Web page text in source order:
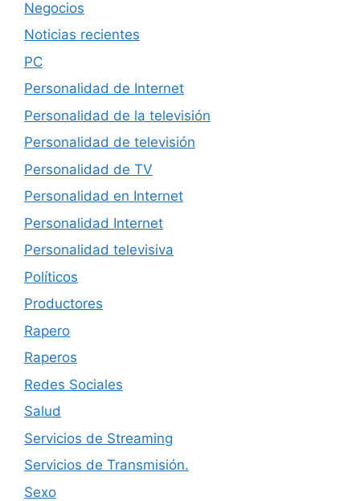
Negocios
Noticias recientes
PC
Personalidad de Internet
Personalidad de la televisión
Personalidad de televisión
Personalidad de TV
Personalidad en Internet
Personalidad Internet
Personalidad televisiva
Políticos
Productores
Rapero
Raperos
Redes Sociales
Salud
Servicios de Streaming
Servicios de Transmisión.
Sexo